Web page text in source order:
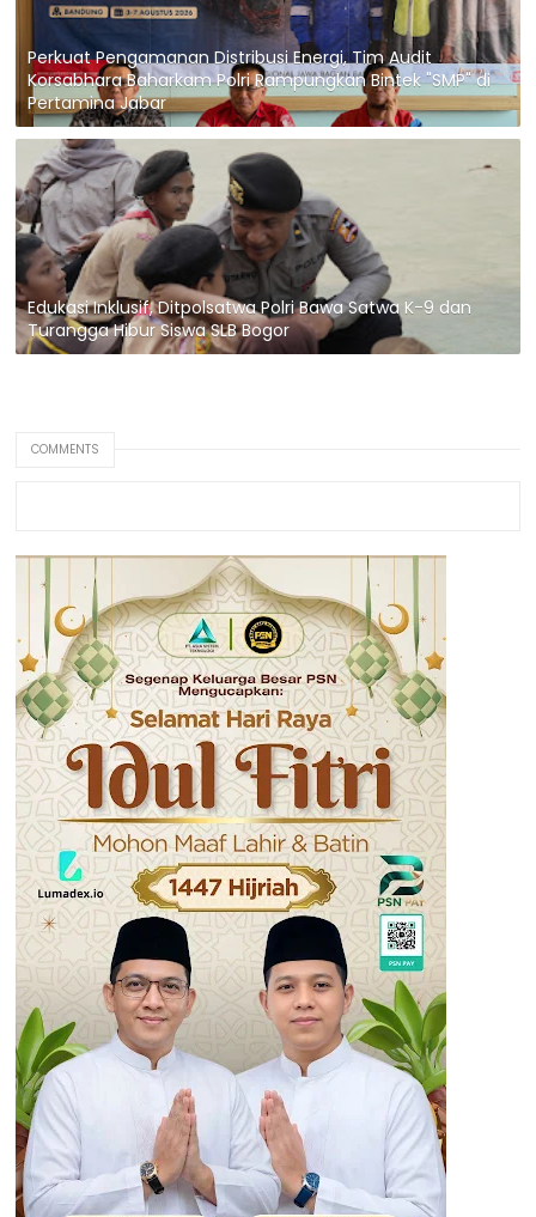
Perkuat Pengamanan Distribusi Energi, Tim Audit
Korsabhara Baharkam Polri Rampungkan Bintek "SMP" di
Pertamina Jabar
Edukasi Inklusif, Ditpolsatwa Polri Bawa Satwa K-9 dan
Turangga Hibur Siswa SLB Bogor
COMMENTS